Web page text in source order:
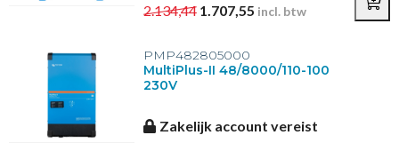
2.134,44 1.707,55 incl. btw
PMP482805000
MultiPlus-II 48/8000/110-100
230V
Zakelijk account vereist